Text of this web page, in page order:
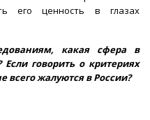
его ценность в глазах
какая сфера в
говорить о критериях
всего жалуются в России?